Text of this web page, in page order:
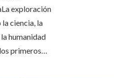
exploración
ciencia, la
humanidad
primeros…